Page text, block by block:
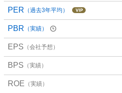
0
、
様
子
見
6
.
PER （過去3年平均）
PBR （実績）
EPS （会社予想）
BPS （実績）
ROE （実績）